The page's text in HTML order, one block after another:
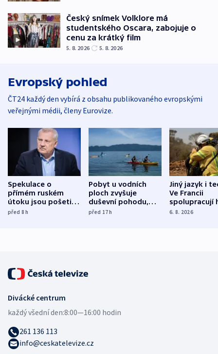
Český snímek Volklore má
studentského Oscara, zabojuje o
cenu za krátký film
5. 8. 2026 5. 8. 2026
Evropský pohled
ČT24 každý den vybírá z obsahu publikovaného evropskými
veřejnými médii, členy Eurovize.
Spekulace o
přímém ruském
útoku jsou pošetilé,
míní estonský
před 8h
Pobyt u vodních
ploch zvyšuje
duševní pohodu,
ukázala
před 17h
Jiný jazyk i
Ve Francii
spolupracují
různých zemí
6. 8. 2026
Divácké centrum
každý všední den:8:00—16:00 hodin
261 136 113
info@ceskatelevize.cz